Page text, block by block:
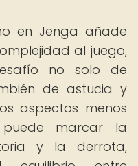
en Jenga añade
al juego,
no solo de
de astucia y
aspectos menos
marcar la
y la derrota,